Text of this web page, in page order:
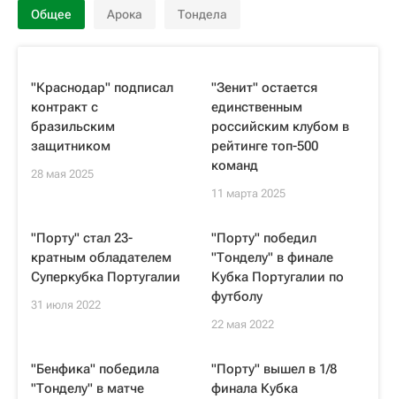
Общее Арока Тондела
"Краснодар" подписал
контракт с
бразильским
защитником
28 мая 2025
"Зенит" остается
единственным
российским клубом в
рейтинге топ-500
команд
11 марта 2025
"Порту" стал 23-
кратным обладателем
Суперкубка Португалии
31 июля 2022
"Порту" победил
"Тонделу" в финале
Кубка Португалии по
футболу
22 мая 2022
"Бенфика" победила
"Тонделу" в матче
"Порту" вышел в 1/8
финала Кубка